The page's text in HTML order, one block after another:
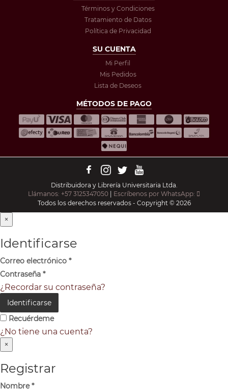
Términos y Condiciones
Tratamiento de Datos
Política de Privacidad
SU CUENTA
Mi Perfil
Mis Pedidos
Lista de Deseos
MÉTODOS DE PAGO
Distribuidora y Librería Universitaria Ltda.
Llámanos: +57 3125347050
Escríbenos por WhatsApp:
Todos los derechos reservados - Copyright © 2026
×
Identificarse
Correo electrónico *
Contraseña *
¿Recordar su contraseña?
Identificarse
Recuérdeme
¿No tiene una cuenta?
×
Registrar
Nombre*